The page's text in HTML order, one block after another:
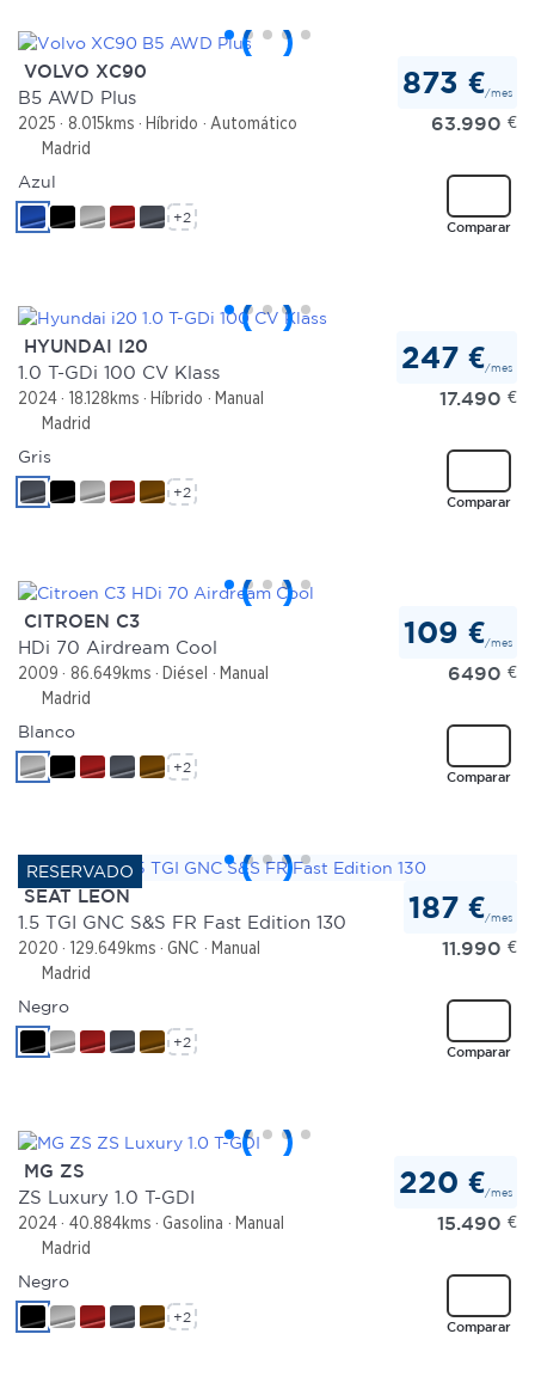
VOLVO XC90
B5 AWD Plus
2025 8.015kms Híbrido
Automático
Madrid
873 €/mes
63.990 €
Comparar
Azul
+2
HYUNDAI I20
1.0 T-GDi 100 CV Klass
2024 18.128kms Híbrido
Manual
Madrid
247 €/mes
17.490 €
Comparar
Gris
+2
CITROEN C3
HDi 70 Airdream Cool
2009 86.649kms Diésel
Manual
Madrid
109 €/mes
6490 €
Comparar
Blanco
+2
SEAT LEON
1.5 TGI GNC S&S FR Fast Edition 130
2020 129.649kms GNC
Manual
Madrid
187 €/mes
11.990 €
Comparar
Negro
+2
MG ZS
ZS Luxury 1.0 T-GDI
2024 40.884kms Gasolina
Manual
Madrid
220 €/mes
15.490 €
Comparar
Negro
+2